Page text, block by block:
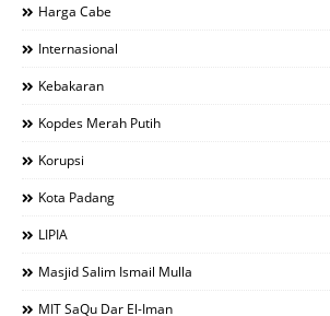
Harga Cabe
Internasional
Kebakaran
Kopdes Merah Putih
Korupsi
Kota Padang
LIPIA
Masjid Salim Ismail Mulla
MIT SaQu Dar El-Iman